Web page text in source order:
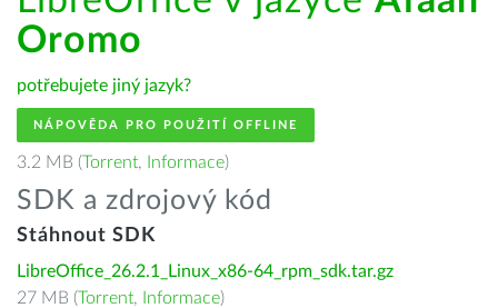
Oromo
potřebujete jiný jazyk?
NÁPOVĚDA PRO POUŽITÍ OFFLINE
3.2 MB (Torrent, Informace)
SDK a zdrojový kód
Stáhnout SDK
LibreOffice_26.2.1_Linux_x86-64_rpm_sdk.tar.gz
27 MB (Torrent, Informace)